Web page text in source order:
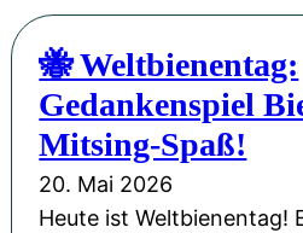
b
i
t
e
i
m
m
i
t
t
🐝 Weltbienentag:
Gedankenspiel
Mitsing-Spaß!
20. Mai 2026
Heute ist Weltbienentag!